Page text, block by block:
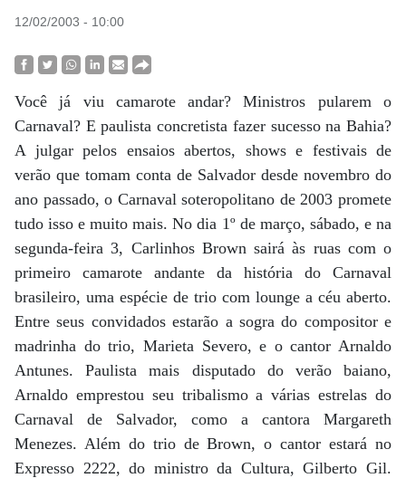
12/02/2003 - 10:00
Você já viu camarote andar? Ministros pularem o
Carnaval? E paulista concretista fazer sucesso na Bahia?
A julgar pelos ensaios abertos, shows e festivais de
verão que tomam conta de Salvador desde novembro do
ano passado, o Carnaval soteropolitano de 2003 promete
tudo isso e muito mais. No dia 1º de março, sábado, e na
segunda-feira 3, Carlinhos Brown sairá às ruas com o
primeiro camarote andante da história do Carnaval
brasileiro, uma espécie de trio com lounge a céu aberto.
Entre seus convidados estarão a sogra do compositor e
madrinha do trio, Marieta Severo, e o cantor Arnaldo
Antunes. Paulista mais disputado do verão baiano,
Arnaldo emprestou seu tribalismo a várias estrelas do
Carnaval de Salvador, como a cantora Margareth
Menezes. Além do trio de Brown, o cantor estará no
Expresso 2222, do ministro da Cultura, Gilberto Gil.